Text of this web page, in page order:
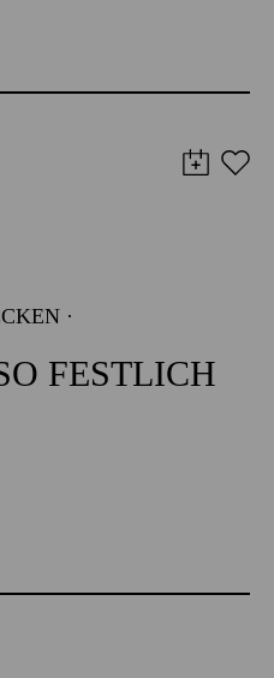
·
FESTLICH